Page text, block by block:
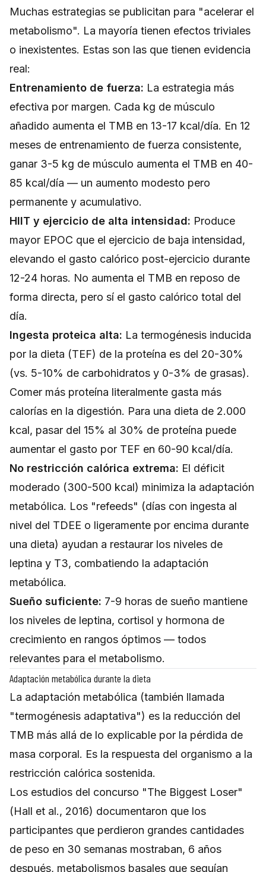
Muchas estrategias se publicitan para "acelerar el
metabolismo". La mayoría tienen efectos triviales
o inexistentes. Estas son las que tienen evidencia
real:
Entrenamiento de fuerza: La estrategia más
efectiva por margen. Cada kg de músculo
añadido aumenta el TMB en 13-17 kcal/día. En 12
meses de entrenamiento de fuerza consistente,
ganar 3-5 kg de músculo aumenta el TMB en 40-
85 kcal/día — un aumento modesto pero
permanente y acumulativo.
HIIT y ejercicio de alta intensidad: Produce
mayor EPOC que el ejercicio de baja intensidad,
elevando el gasto calórico post-ejercicio durante
12-24 horas. No aumenta el TMB en reposo de
forma directa, pero sí el gasto calórico total del
día.
Ingesta proteica alta: La termogénesis inducida
por la dieta (TEF) de la proteína es del 20-30%
(vs. 5-10% de carbohidratos y 0-3% de grasas).
Comer más proteína literalmente gasta más
calorías en la digestión. Para una dieta de 2.000
kcal, pasar del 15% al 30% de proteína puede
aumentar el gasto por TEF en 60-90 kcal/día.
No restricción calórica extrema: El déficit
moderado (300-500 kcal) minimiza la adaptación
metabólica. Los "refeeds" (días con ingesta al
nivel del TDEE o ligeramente por encima durante
una dieta) ayudan a restaurar los niveles de
leptina y T3, combatiendo la adaptación
metabólica.
Sueño suficiente: 7-9 horas de sueño mantiene
los niveles de leptina, cortisol y hormona de
crecimiento en rangos óptimos — todos
relevantes para el metabolismo.
Adaptación metabólica durante la dieta
La adaptación metabólica (también llamada
"termogénesis adaptativa") es la reducción del
TMB más allá de lo explicable por la pérdida de
masa corporal. Es la respuesta del organismo a la
restricción calórica sostenida.
Los estudios del concurso "The Biggest Loser"
(Hall et al., 2016) documentaron que los
participantes que perdieron grandes cantidades
de peso en 30 semanas mostraban, 6 años
después, metabolismos basales que seguían